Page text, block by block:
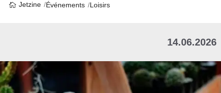
Jetzine Événements Loisirs
14.06.2026